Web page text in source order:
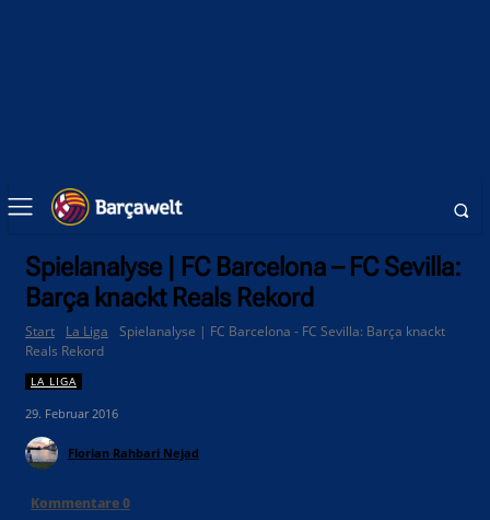
Spielanalyse | FC Barcelona – FC Sevilla:
Barça knackt Reals Rekord
Start La Liga
Spielanalyse | FC Barcelona - FC Sevilla: Barça knackt
Reals Rekord
LA LIGA
29. Februar 2016
Florian Rahbari Nejad
Kommentare0